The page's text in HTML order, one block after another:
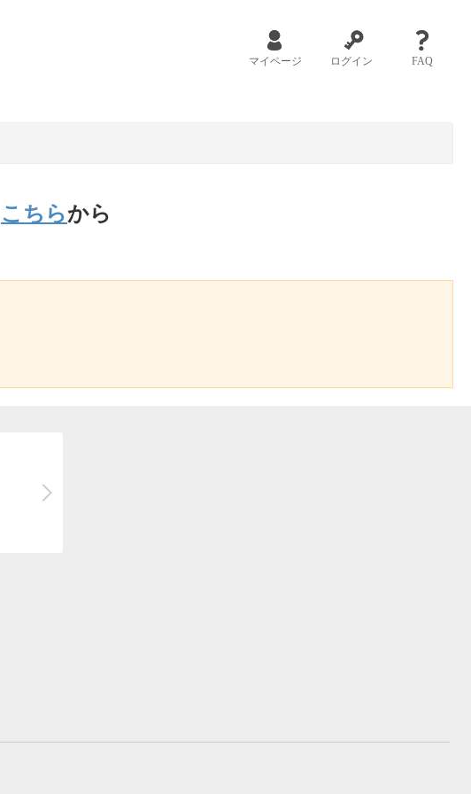
マイページ ログイン FAQ
こちらから